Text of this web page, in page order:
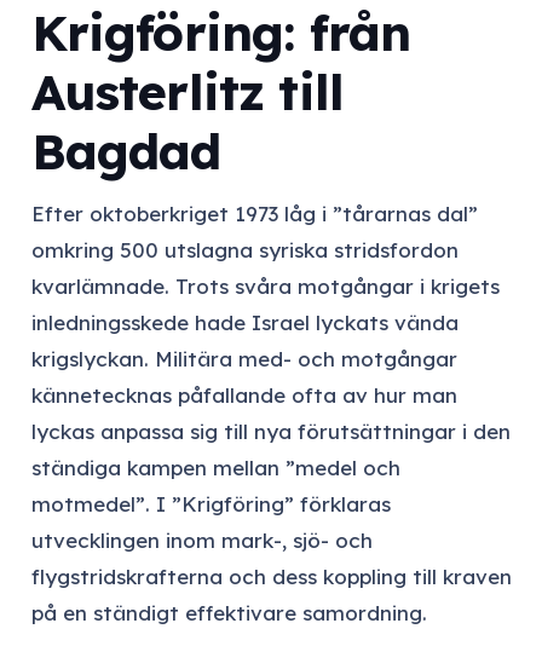
Krigföring: från
Austerlitz till
Bagdad
Efter oktoberkriget 1973 låg i ”tårarnas dal”
omkring 500 utslagna syriska stridsfordon
kvarlämnade. Trots svåra motgångar i krigets
inledningsskede hade Israel lyckats vända
krigslyckan. Militära med- och motgångar
kännetecknas påfallande ofta av hur man
lyckas anpassa sig till nya förutsättningar i den
ständiga kampen mellan ”medel och
motmedel”. I ”Krigföring” förklaras
utvecklingen inom mark-, sjö- och
flygstridskrafterna och dess koppling till kraven
på en ständigt effektivare samordning.